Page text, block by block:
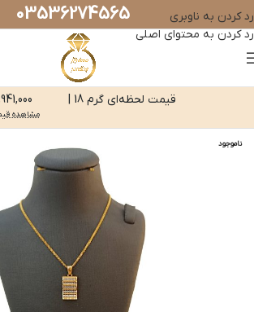
رد کردن به ناوبری
رد کردن به محتوای اصلی
03536274565
قیمت لحظه‌ای گرم 18 | 18,941,000
مشاهده
ناموجود